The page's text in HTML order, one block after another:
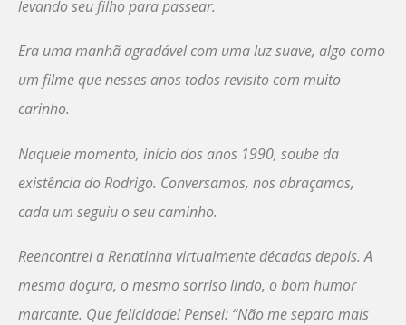
levando seu filho para passear.
Era uma manhã agradável com uma luz suave, algo como
um filme que nesses anos todos revisito com muito
carinho.
Naquele momento, início dos anos 1990, soube da
existência do Rodrigo. Conversamos, nos abraçamos,
cada um seguiu o seu caminho.
Reencontrei a Renatinha virtualmente décadas depois. A
mesma doçura, o mesmo sorriso lindo, o bom humor
marcante. Que felicidade! Pensei: “Não me separo mais